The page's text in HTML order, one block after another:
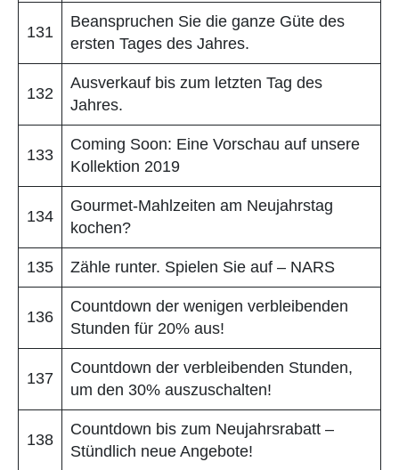
131
Beanspruchen Sie die ganze Güte des
ersten Tages des Jahres.
132
Ausverkauf bis zum letzten Tag des
Jahres.
133
Coming Soon: Eine Vorschau auf unsere
Kollektion 2019
134
Gourmet-Mahlzeiten am Neujahrstag
kochen?
135 Zähle runter. Spielen Sie auf – NARS
136
Countdown der wenigen verbleibenden
Stunden für 20% aus!
137
Countdown der verbleibenden Stunden,
um den 30% auszuschalten!
138
Countdown bis zum Neujahrsrabatt –
Stündlich neue Angebote!